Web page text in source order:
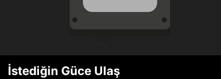
İstediğin Güce Ulaş